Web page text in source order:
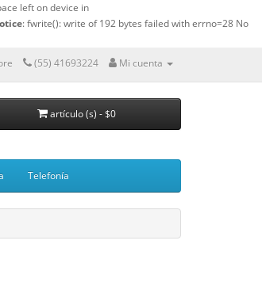
left on device in
: fwrite(): write of 192 bytes failed with errno=28 No
(55) 41693224 Mi cuenta
artículo (s) - $0
Telefonía